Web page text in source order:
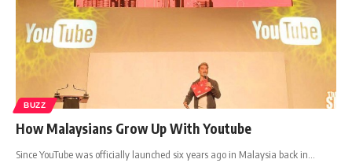
BUZZ
How Malaysians Grow Up With Youtube
Since YouTube was officially launched six years ago in Malaysia back in